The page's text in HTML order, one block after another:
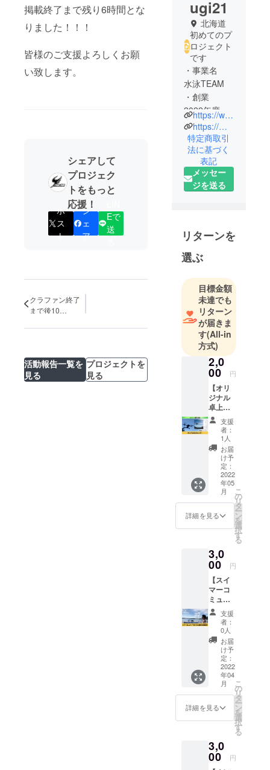
掲載終了まで残り6時間とな
りました！！！
皆様のご支援よろしくお願
い致します。
シェアして
プロジェク
トをもっと
応援！
ポ
ス
ト
シ
ェ
ア
Eで
送
クラファン終了
まで後10
活動報告一覧を
見る
プロジェクトを
見る
ugi21
北海道
初めてのプ
ロジェクト
です
・事業名
水泳TEAM
・創業
2022年度予
定
・氏名 畑
野剣輝(ハタ
ノツルギ)
・経歴 3歳
から水泳を
続ける
関東大会、
全国大会出
山梨県水泳
連盟表彰
https://www.nextfindvalue.com/
https://myskyservice.crayonsite.com/
特定商取引
法に基づく
表記
メッセー
ジを送る
リターンを
選ぶ
目標金額
未達でも
リターン
が届きま
す(All-in
方式)
2,0
00 円
【オリ
ジナル
卓上カ
レン
ダー】
Next
Find
Valueオ
リジナ
ル卓上
カレン
ダーを
お届け
しま
す。
2022年
1年間の
カレン
ダーで
す。 ※
送料込
みのお
値段で
す。
支援
者：
1人
お届
け予
定：
2022
年05
月
詳細を見る
こ
の
リ
タ
ー
ン
を
選
択
す
る
3,0
00 円
【スイ
マーコ
ミュニ
ティ
「TRUE
FUN」
登録
料・団
体登録
費】 ス
イマー
コミュ
ニティ
「TRUE
FUN」
への登
きま
す。 自
分の
支援
者：
0人
お届
け予
定：
2022
年04
月
詳細を見る
こ
の
リ
タ
ー
ン
を
選
択
す
る
3,0
00 円